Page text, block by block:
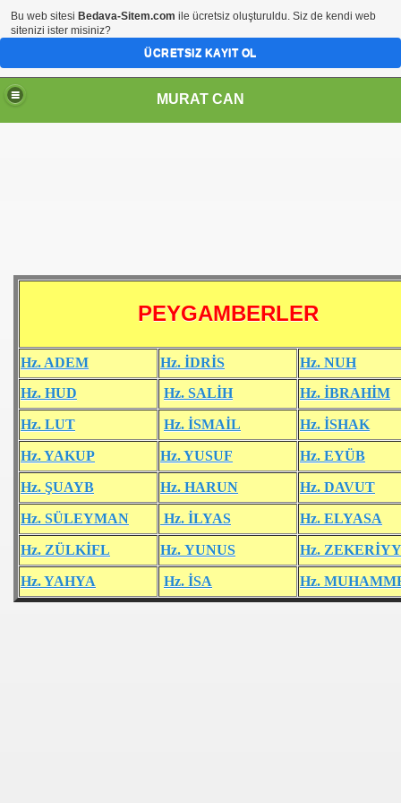
MURAT CAN
PEYGAMBERLER
Hz. ADEM Hz. İDRİS
Hz. NUH
Hz. HUD
Hz. SALİH Hz. İBRAHİM
Hz. LUT Hz. İSMAİL Hz. İSHAK
Hz. YAKUP Hz. YUSUF Hz. EYÜB
Hz. ŞUAYB Hz. HARUN Hz. DAVUT
Hz. SÜLEYMAN Hz. İLYAS Hz. ELYASA
Hz. ZÜLKİFL Hz. YUNUS Hz.
Hz. YAHYA Hz. İSA Hz.
Bu web sitesi Bedava-Sitem.com ile ücretsiz oluşturuldu. Siz de kendi web
sitenizi ister misiniz?
ÜCRETSIZ KAYIT OL